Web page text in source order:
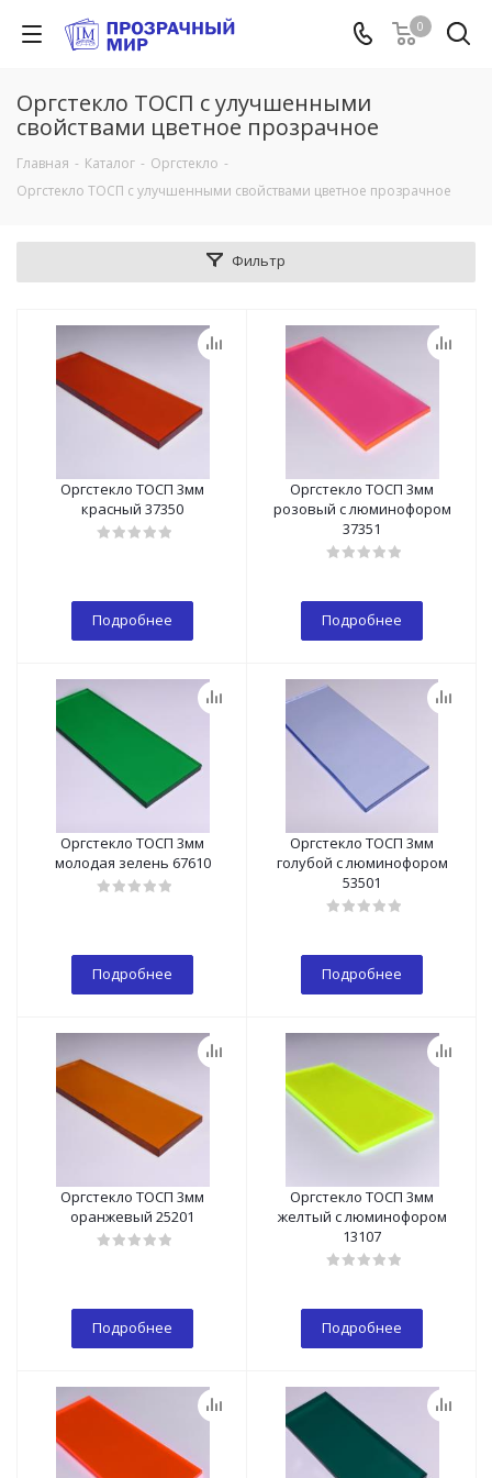
0
Оргстекло ТОСП с улучшенными
свойствами цветное прозрачное
Главная - Каталог - Оргстекло -
Оргстекло ТОСП с улучшенными свойствами цветное прозрачное
Фильтр
Оргстекло ТОСП 3мм
красный 37350
Подробнее
Оргстекло ТОСП 3мм
розовый с люминофором
37351
Подробнее
Оргстекло ТОСП 3мм
молодая зелень 67610
Подробнее
Оргстекло ТОСП 3мм
голубой с люминофором
53501
Подробнее
Оргстекло ТОСП 3мм
оранжевый 25201
Подробнее
Оргстекло ТОСП 3мм
желтый с люминофором
13107
Подробнее